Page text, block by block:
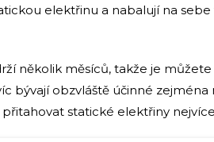
elektřinu a nabalují na
několik měsíců, takže je
bývají obzvláště účinné
statické elektřiny